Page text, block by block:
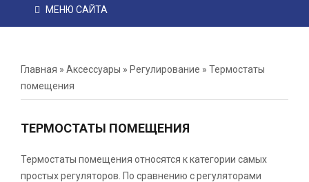
МЕНЮ САЙТА
Главная » Аксессуары » Регулирование » Термостаты
помещения
ТЕРМОСТАТЫ ПОМЕЩЕНИЯ
Термостаты помещения относятся к категории самых
простых регуляторов. По сравнению с регуляторами